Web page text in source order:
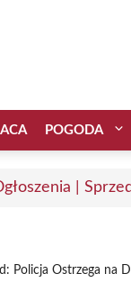
POGODA
|
Policja Ostrzega na